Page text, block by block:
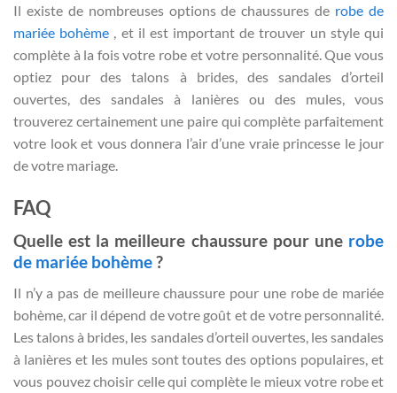
Il existe de nombreuses options de chaussures de robe de
mariée bohème , et il est important de trouver un style qui
complète à la fois votre robe et votre personnalité. Que vous
optiez pour des talons à brides, des sandales d’orteil
ouvertes, des sandales à lanières ou des mules, vous
trouverez certainement une paire qui complète parfaitement
votre look et vous donnera l’air d’une vraie princesse le jour
de votre mariage.
FAQ
Quelle est la meilleure chaussure pour une robe
de mariée bohème?
Il n’y a pas de meilleure chaussure pour une robe de mariée
bohème, car il dépend de votre goût et de votre personnalité.
Les talons à brides, les sandales d’orteil ouvertes, les sandales
à lanières et les mules sont toutes des options populaires, et
vous pouvez choisir celle qui complète le mieux votre robe et